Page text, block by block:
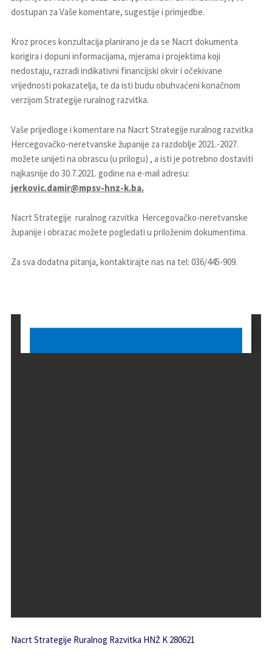
dostupan za Vaše komentare, sugestije i primjedbe.
Kroz proces konzultacija planirano je da se Nacrt dokumenta
korigira i dopuni informacijama, mjerama i projektima koji
nedostaju, razradi indikativni financijski okvir i očekivane
vrijednosti pokazatelja, te da isti budu obuhvaćeni konačnom
verzijom Strategije ruralnog razvitka.
Vaše prijedloge i komentare na Nacrt Strategije ruralnog razvitka
Hercegovačko-neretvanske županije za razdoblje 2021.-2027.
možete unijeti na obrascu (u prilogu) , a isti je potrebno dostaviti
najkasnije do 30.7.2021. godine na e-mail adresu:
jerkovic.damir@mpsv-hnz-k.ba.
Nacrt Strategije ruralnog razvitka Hercegovačko-neretvanske
županije i obrazac možete pogledati u priloženim dokumentima.
Za sva dodatna pitanja, kontaktirajte nas na tel: 036/445-909.
Nacrt Strategije Ruralnog Razvitka HNŽ K 280621